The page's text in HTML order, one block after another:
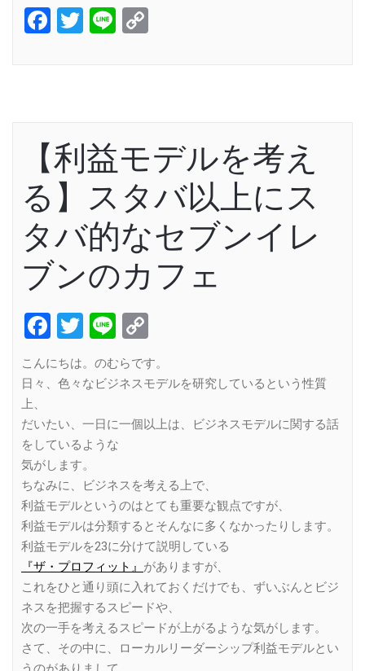
Facebook
Twitter
Line
【利益モデルを考え
る】スタバ以上にス
タバ的なセブンイレ
ブンのカフェ
Facebook
Twitter
Line
Link
こんにちは。のむらです。
日々、色々なビジネスモデルを研究しているという性質
上、
だいたい、一日に一個以上は、ビジネスモデルに関する話
をしているような
気がします。
ちなみに、ビジネスを考える上で、
利益モデルというのはとても重要な観点ですが、
利益モデルは分類するとそんなに多くなかったりします。
利益モデルを23に分けて説明している
『ザ・プロフィット』 がありますが、
これをひと通り頭に入れておくだけでも、ずいぶんとビジ
ネスを把握するスピードや、
次の一手を考えるスピードが上がるような気がします。
さて、その中に、ローカルリーダーシップ利益モデルとい